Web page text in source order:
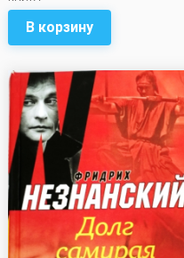
В корзину